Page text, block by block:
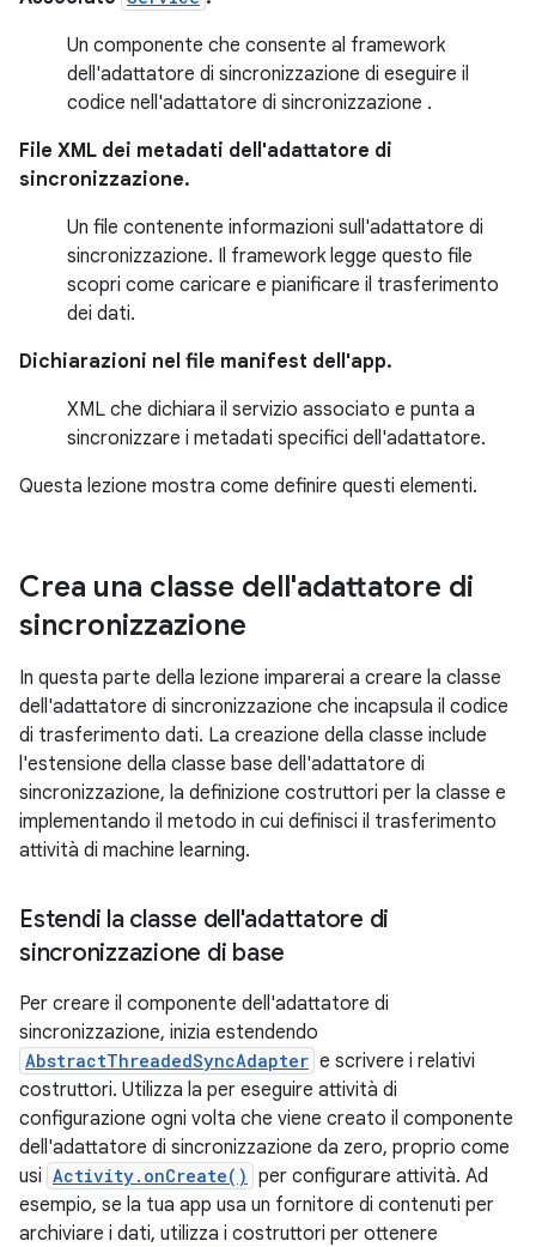
Un componente che consente al framework
dell'adattatore di sincronizzazione di eseguire il
codice nell'adattatore di sincronizzazione .
File XML dei metadati dell'adattatore di
sincronizzazione.
Un file contenente informazioni sull'adattatore di
sincronizzazione. Il framework legge questo file
scopri come caricare e pianificare il trasferimento
dei dati.
Dichiarazioni nel file manifest dell'app.
XML che dichiara il servizio associato e punta a
sincronizzare i metadati specifici dell'adattatore.
Questa lezione mostra come definire questi elementi.
Crea una classe dell'adattatore di
sincronizzazione
In questa parte della lezione imparerai a creare la classe
dell'adattatore di sincronizzazione che incapsula il codice
di trasferimento dati. La creazione della classe include
l'estensione della classe base dell'adattatore di
sincronizzazione, la definizione costruttori per la classe e
implementando il metodo in cui definisci il trasferimento
attività di machine learning.
Estendi la classe dell'adattatore di
sincronizzazione di base
Per creare il componente dell'adattatore di
sincronizzazione, inizia estendendo
AbstractThreadedSyncAdapter e scrivere i relativi
costruttori. Utilizza la per eseguire attività di
configurazione ogni volta che viene creato il componente
dell'adattatore di sincronizzazione da zero, proprio come
usi Activity.onCreate() per configurare attività. Ad
esempio, se la tua app usa un fornitore di contenuti per
archiviare i dati, utilizza i costruttori per ottenere